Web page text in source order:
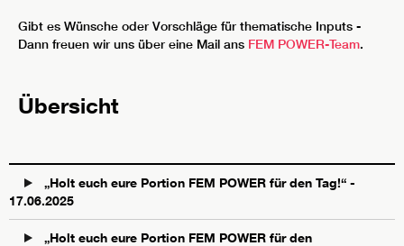
Gibt es Wünsche oder Vorschläge für thematische Inputs -
Dann freuen wir uns über eine Mail ans FEM POWER-Team.
Übersicht
„Holt euch eure Portion FEM POWER für den Tag!“ -
17.06.2025
„Holt euch eure Portion FEM POWER für den